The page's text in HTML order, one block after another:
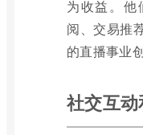
为收益。他
阅、交易推
的直播事业
社交互